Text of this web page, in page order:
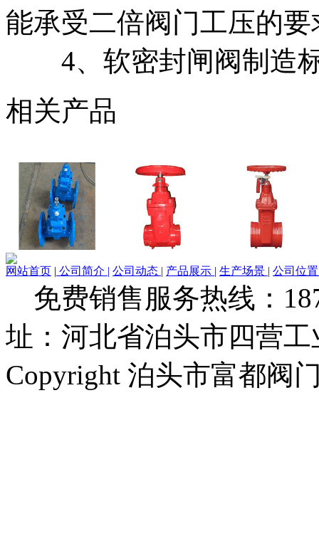
能承受二倍阀门工压的要
4、软密封闸阀制造标
相关产品
网站首页 | 公司简介 | 公司动态 | 产品展示 | 生产场景 | 公司位
免费销售服务热线：
址：河北省泊头市四营工
Copyright 泊头市富都阀